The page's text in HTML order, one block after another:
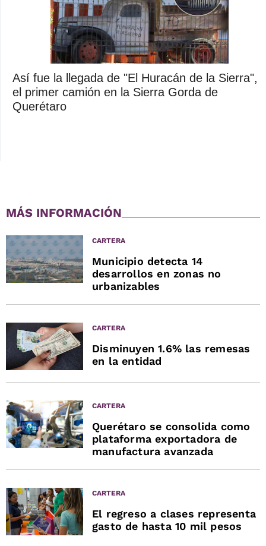
Así fue la llegada de "El Huracán de la Sierra",
el primer camión en la Sierra Gorda de
Querétaro
MÁS INFORMACIÓN
CARTERA
Municipio detecta 14
desarrollos en zonas no
urbanizables
CARTERA
Disminuyen 1.6% las remesas
en la entidad
CARTERA
Querétaro se consolida como
plataforma exportadora de
manufactura avanzada
CARTERA
El regreso a clases representa
gasto de hasta 10 mil pesos